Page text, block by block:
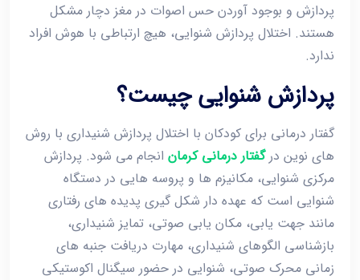
پردازش و بوجود آوردن حس اصوات در مغز دچار مشکل
هستند. اختلال پردازش شنوایی، هیچ ارتباطی با هوش افراد
ندارد.
پردازش شنوایی چیست؟
گفتار درمانی برای کودکان با اختلال پردازش شنیداری با روش
های نوین درگفتار درمانی کرمان انجام می شود. پردازش
مرکزی شنوایی، مکانیزم ها و پروسه هایی در دستگاه
شنوایی است که عهده دار شکل گیری پدیده های رفتاری
مانند جهت یابی، مکان یابی صوتی، تمایز شنیداری،
بازشناسی الگوهای شنیداری، مهارت دریافت جنبه های
زمانی محرک صوتی، شنوایی در حضور سیگنال اکوستیکی